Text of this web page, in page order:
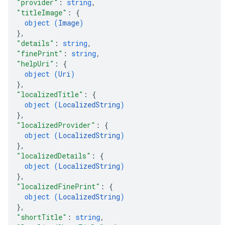
"provider" : string,
"titleImage" : {
object (Image)
},
"details" : string,
"finePrint" : string,
"helpUri" : {
object (Uri)
},
"localizedTitle" : {
object (LocalizedString)
},
"localizedProvider" : {
object (LocalizedString)
},
"localizedDetails" : {
object (LocalizedString)
},
"localizedFinePrint" : {
object (LocalizedString)
},
"shortTitle" : string,